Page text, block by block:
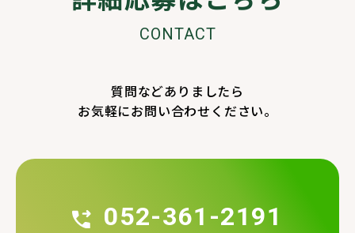
CONTACT
質問などありましたら
お気軽にお問い合わせください。
052-361-2191